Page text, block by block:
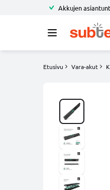
Akkujen
Etusivu Vara-akut